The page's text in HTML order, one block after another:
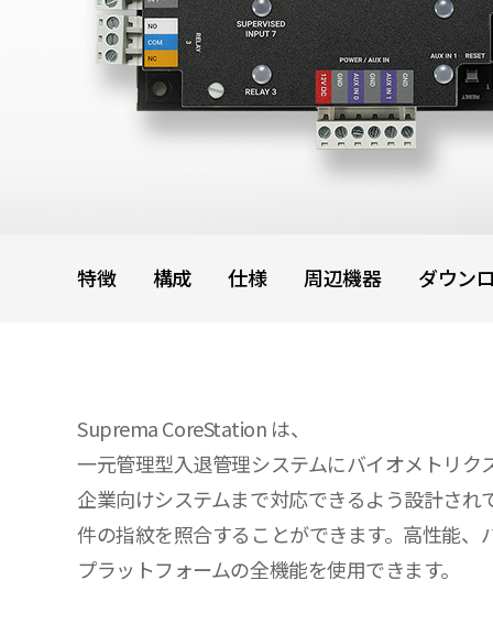
特徴 構成 仕様 周辺機器 ダウン
Suprema CoreStation は、
一元管理型入退管理システムにバイオメトリ
企業向けシステムまで対応できるよう設計さ
件の指紋を照合することができます。高性能
プラットフォームの全機能を使用できます。